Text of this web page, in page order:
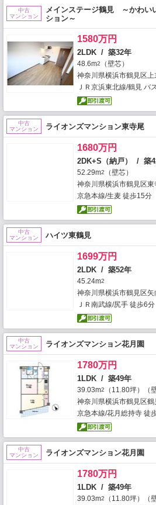
中古
マンション
メインステージ鶴見 ～かわい
ション～
1580万円
2LDK / 築32年
48.6m2
（壁芯）
神奈川県横浜市鶴見区上
ＪＲ京浜東北線/鶴見 バ
中古
マンション
ライオンズマンション東寺尾
1680万円
2DK+S（納戸） / 築
52.29m2
（壁芯）
神奈川県横浜市鶴見区東
京急本線/生麦 徒歩15分
中古
マンション
ハイツ東鶴見
1699万円
2LDK / 築52年
45.24m2
神奈川県横浜市鶴見区矢
ＪＲ南武線/尻手 徒歩6分
中古
マンション
ライオンズマンション花月園
1780万円
1LDK / 築49年
39.03m2
（11.80坪）（
神奈川県横浜市鶴見区鶴
京急本線/花月総持寺 徒
中古
マンション
ライオンズマンション花月園
1780万円
1LDK / 築49年
39.03m2
（11.80坪）（